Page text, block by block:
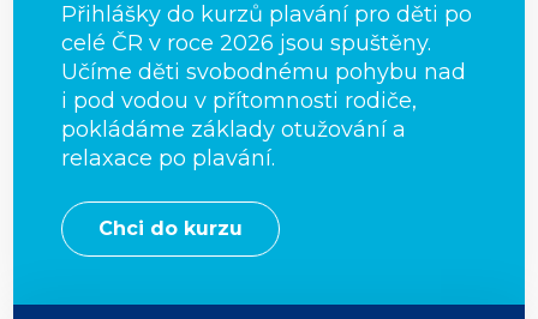
Přihlášky do kurzů plavání pro děti po
celé ČR v roce 2026 jsou spuštěny.
Učíme děti svobodnému pohybu nad
i pod vodou v přítomnosti rodiče,
pokládáme základy otužování a
relaxace po plavání.
Chci do kurzu